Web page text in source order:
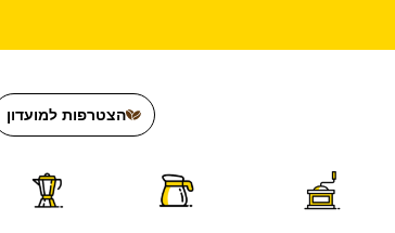
הצטרפות למועדון